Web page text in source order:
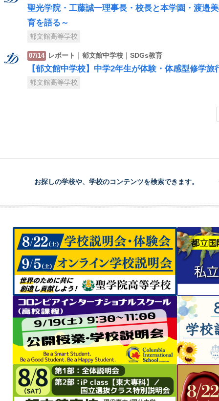
聖光学院・工藤誠一理事長・校長と本学園・渡邉
育を語る～
郁文館高等学校
07/14 レポート｜郁文館中学校｜SDGs教育
【郁文館中学校】中学2年生が体験・体感型修学
郁文館高等学校
お探しの学校や、学校のコンテンツを検索できます。